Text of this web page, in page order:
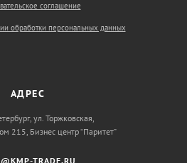
соглашение
обработки персональных данных
АДРЕС
ул. Торжковская,
215, Бизнес центр “Паритет”
TRADE.RU